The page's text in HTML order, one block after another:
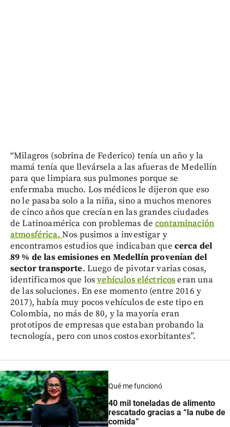
“Milagros (sobrina de Federico) tenía un año y la
mamá tenía que llevársela a las afueras de Medellín
para que limpiara sus pulmones porque se
enfermaba mucho. Los médicos le dijeron que eso
no le pasaba solo a la niña, sino a muchos menores
de cinco años que crecían en las grandes ciudades
de Latinoamérica con problemas decontaminación
atmosférica. Nos pusimos a investigar y
encontramos estudios que indicaban que cerca del
89 % de las emisiones en Medellín provenían del
sector transporte. Luego de pivotar varias cosas,
identificamos que losvehículos eléctricoseran una
de las soluciones. En ese momento (entre 2016 y
2017), había muy pocos vehículos de este tipo en
Colombia, no más de 80, y la mayoría eran
prototipos de empresas que estaban probando la
tecnología, pero con unos costos exorbitantes”.
Qué me funcionó
40 mil toneladas de alimento
rescatado gracias a “la nube de
comida”